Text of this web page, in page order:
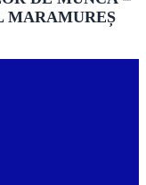
MARAMUREȘ